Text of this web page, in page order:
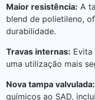
Maior resistência: A
blend de polietileno,
durabilidade.
Travas internas: Evita
uma utilização mais
Nova tampa valvulada:
químicos ao SAD,